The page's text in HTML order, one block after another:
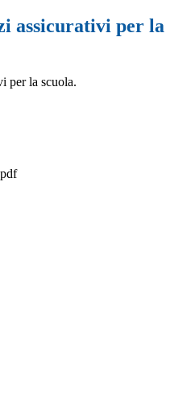
assicurativi per la
per la scuola.